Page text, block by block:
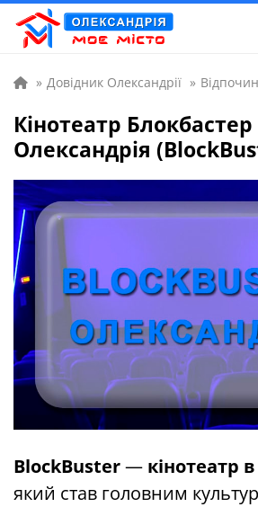
» Довідник Олександрії »
Кінотеатр Блокбастер
Олександрія
BlockBuster— кінотеатр
який став головним